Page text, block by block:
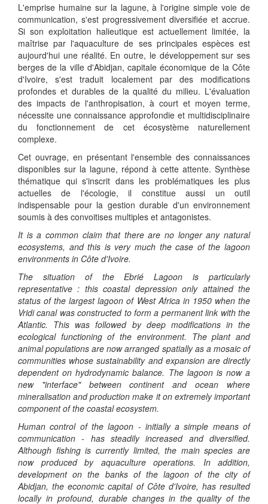
L'emprise humaine sur la lagune, à l'origine simple voie de
communication, s'est progressivement diversifiée et accrue.
Si son exploitation halieutique est actuellement limitée, la
maîtrise par l'aquaculture de ses principales espèces est
aujourd'hui une réalité. En outre, le développement sur ses
berges de la ville d'Abidjan, capitale économique de la Côte
d'Ivoire, s'est traduit localement par des modifications
profondes et durables de la qualité du milieu. L'évaluation
des impacts de l'anthropisation, à court et moyen terme,
nécessite une connaissance approfondie et multidisciplinaire
du fonctionnement de cet écosystème naturellement
complexe.
Cet ouvrage, en présentant l'ensemble des connaissances
disponibles sur la lagune, répond à cette attente. Synthèse
thématique qui s'inscrit dans les problématiques les plus
actuelles de l'écologie, il constitue aussi un outil
indispensable pour la gestion durable d'un environnement
soumis à des convoitises multiples et antagonistes.
It is a common claim that there are no longer any natural
ecosystems, and this is very much the case of the lagoon
environments in Côte d'Ivoire.
The situation of the Ebrié Lagoon is particularly
representative : this coastal depression only attained the
status of the largest lagoon of West Africa in 1950 when the
Vridi canal was constructed to form a permanent link with the
Atlantic. This was followed by deep modifications in the
ecological functioning of the environment. The plant and
animal populations are now arranged spatially as a mosaic of
communities whose sustainability and expansion are directly
dependent on hydrodynamic balance. The lagoon is now a
new "interface" between continent and ocean where
mineralisation and production make it on extremely important
component of the coastal ecosystem.
Human control of the lagoon - initially a simple means of
communication - has steadily increased and diversified.
Although fishing is currently limited, the main species are
now produced by aquaculture operations. In addition,
development on the banks of the lagoon of the city of
Abidjan, the economic capital of Côte d'Ivoire, has resulted
locally in profound, durable changes in the quality of the